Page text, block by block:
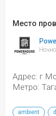
Место
Адрес: г
Метро:
ambient